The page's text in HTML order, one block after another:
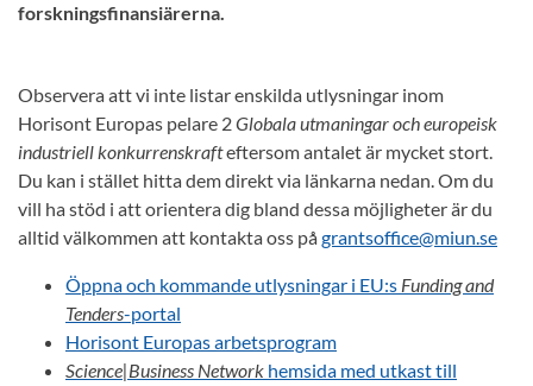
forskningsfinansiärerna.
Observera att vi inte listar enskilda utlysningar inom
Horisont Europas pelare 2Globala utmaningar och europeisk
industriell konkurrenskrafteftersom antalet är mycket stort.
Du kan i stället hitta dem direkt via länkarna nedan. Om du
vill ha stöd i att orientera dig bland dessa möjligheter är du
alltid välkommen att kontakta oss pågrantsoffice@miun.se
Öppna och kommande utlysningar i EU:s Funding and
Tenders-portal
Horisont Europas arbetsprogram
Science|Business Network hemsida med utkast till